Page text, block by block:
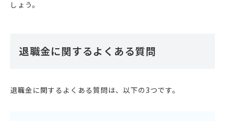
しょう。
退職金に関するよくある質問
退職金に関するよくある質問は、以下の3つです。